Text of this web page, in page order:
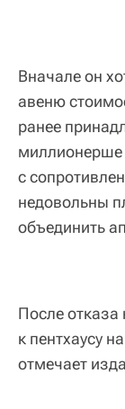
Вначале он
авеню
ранее
миллионерше
с
недовольны
объединить
После отказа
к пентхаусу
отмечает